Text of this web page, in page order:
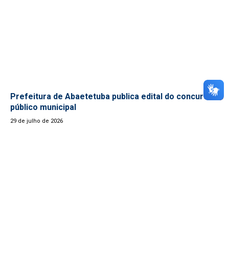
Prefeitura de Abaetetuba publica edital do concurso
público municipal
29 de julho de 2026